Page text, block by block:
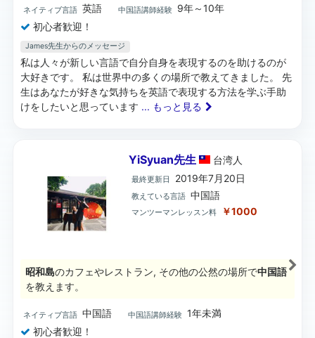
ネイティブ言語 英語 中国語講師経験
9年～10年
初心者歓迎！
James先生からのメッセージ
私は人々が新しい言語で自分自身を表現するのを助けるのが
大好きです。 私は世界中の多くの場所で教えてきました。 先
生はあなたが好きな気持ちを英語で表現する方法を学ぶ手助
けをしたいと思っています ... もっと見る
YiSyuan先生 台湾人
最終更新日 2019年7月20日
教えている言語 中国語
マンツーマンレッスン料 ￥1000
昭和島のカフェやレストラン, その他の公然の場所で中国語
を教えます。
ネイティブ言語 中国語 中国語講師経験 1年未満
初心者歓迎！